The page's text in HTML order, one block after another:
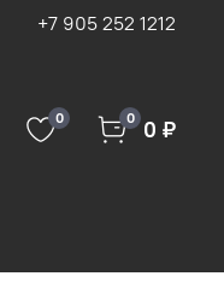
+7 905 252 1212
0 0 0 ₽